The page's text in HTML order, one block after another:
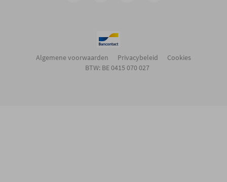
Algemene voorwaarden Privacybeleid
Cookies
BTW: BE 0415 070 027